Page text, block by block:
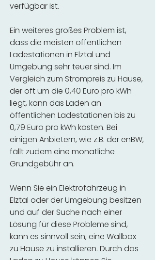
verfügbar ist.
Ein weiteres großes Problem ist,
dass die meisten öffentlichen
Ladestationen in Elztal und
Umgebung sehr teuer sind. Im
Vergleich zum Strompreis zu Hause,
der oft um die 0,40 Euro pro kWh
liegt, kann das Laden an
öffentlichen Ladestationen bis zu
0,79 Euro pro kWh kosten. Bei
einigen Anbietern, wie z.B. der enBW,
fällt zudem eine monatliche
Grundgebühr an.
Wenn Sie ein Elektrofahrzeug in
Elztal oder der Umgebung besitzen
und auf der Suche nach einer
Lösung für diese Probleme sind,
kann es sinnvoll sein, eine Wallbox
zu Hause zu installieren. Durch das